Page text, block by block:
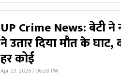
UP Crime News: बेटी ने
ने उतार दिया मौत के
हर कोई
Apr 23, 2026 | 06:28 PM